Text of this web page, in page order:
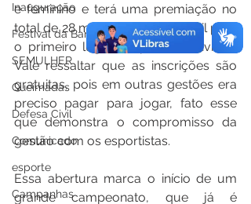
Inauguração
Festival da Banana
SEMULHER
Queimadas
Defesa Civil
Comunicado
esporte
Campanhas
e feminino e terá uma premiação no
total de 28 mil reais, sendo 10 mil para
o primeiro lugar da primeira divisão.
Vale ressaltar que as inscrições são
gratuitas, pois em outras gestões era
preciso pagar para jogar, fato esse
que demonstra o compromisso da
gestão com os esportistas.
Essa abertura marca o início de um
grande campeonato, que já é